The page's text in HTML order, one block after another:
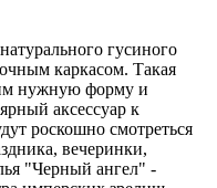
гусиного
каркасом. Такая
им нужную форму и
аксессуар к
роскошно смотреться
вечеринки,
"Черный ангел" -